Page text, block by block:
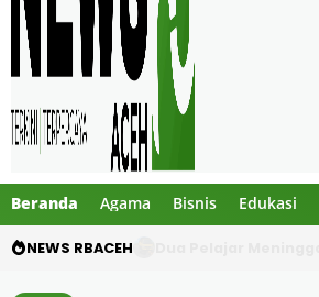
Beranda Agama Bisnis Edukasi
NEWS RBACEH